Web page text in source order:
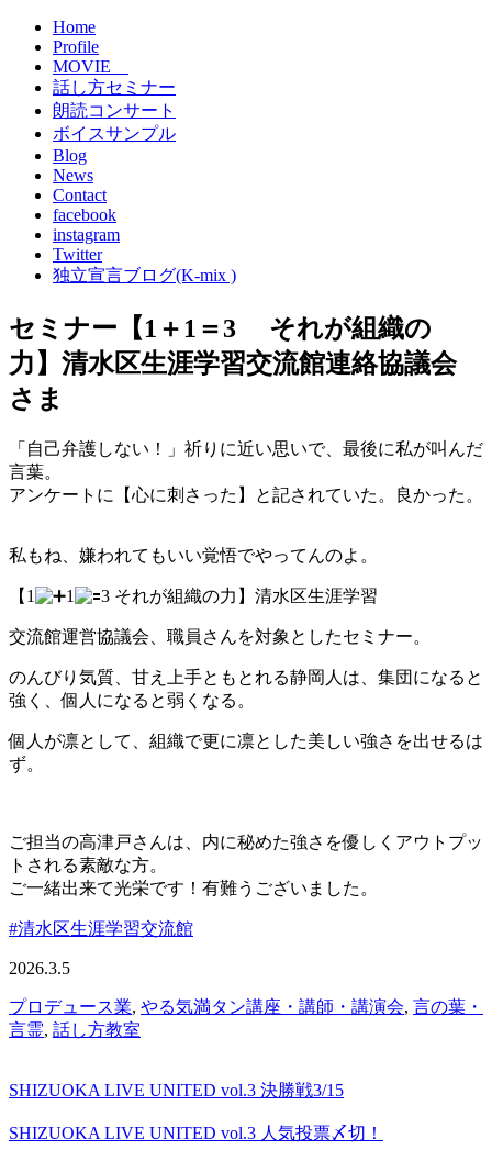
Home
Profile
MOVIE
話し方セミナー
朗読コンサート
ボイスサンプル
Blog
News
Contact
facebook
instagram
Twitter
独立宣言ブログ(K-mix )
セミナー【1＋1＝3 それが組織の
力】清水区生涯学習交流館連絡協議会
さま
「自己弁護しない！」祈りに近い思いで、最後に私が叫んだ
言葉。
アンケートに【心に刺さった】と記されていた。良かった。
私もね、嫌われてもいい覚悟でやってんのよ。
【1 1 3 それが組織の力】清水区生涯学習
交流館運営協議会、職員さんを対象としたセミナー。
のんびり気質、甘え上手ともとれる静岡人は、集団になると
強く、個人になると弱くなる。
個人が凛として、組織で更に凛とした美しい強さを出せるは
ず。
ご担当の高津戸さんは、内に秘めた強さを優しくアウトプッ
トされる素敵な方。
ご一緒出来て光栄です！有難うございました。
#清水区生涯学習交流館
2026.3.5
プロデュース業, やる気満タン講座・講師・講演会, 言の葉・
言霊, 話し方教室
SHIZUOKA LIVE UNITED vol.3 決勝戦3/15
SHIZUOKA LIVE UNITED vol.3 人気投票〆切！